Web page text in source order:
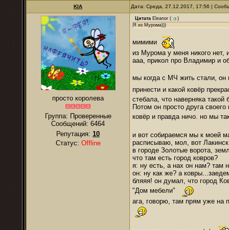
KIA Дата: Среда, 27.12.2017, 17:56 |
просто королева
Группа: Проверенные
Сообщений: 6464
Репутация: 10
Статус: Offline
Цитата Eleanor (
)
Я из Мурома)))
мимими
из Мурома у меня никого нет,
ааа, прикол про Владимир и
мы когда с МЧ жить стали,
принести и какой ковёр
стебала, что наверняка
Потом он просто друга
ковёр и правда ничо. но мы
и вот собираемся мы к моей
расписываю, мол, вот
в городе Золотые ворота,
что там есть город ковров?
я: ну есть, а нах он нам? там
он: ну как же? а
бляяя! он думал, что город
"Дом мебели"
ага, говорю, там прям уже на